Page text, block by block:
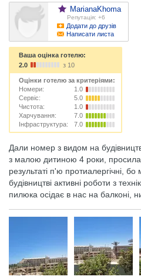
MarianaKhoma
Репутація: +6
Додати до друзів
Написати листа
Ваша оцінка готелю:
2.0
з 10
Оцінки готелю за критеріями:
Номери:
1.0
Сервіс:
5.0
Чистота:
1.0
Харчування:
7.0
Інфраструктура:
7.0
Дали номер з видом на
з малою дитиною 4 роки,
результаті п'ю протиалергічні,
будівництві активні роботи з
пилюка осідає в нас на балконі,